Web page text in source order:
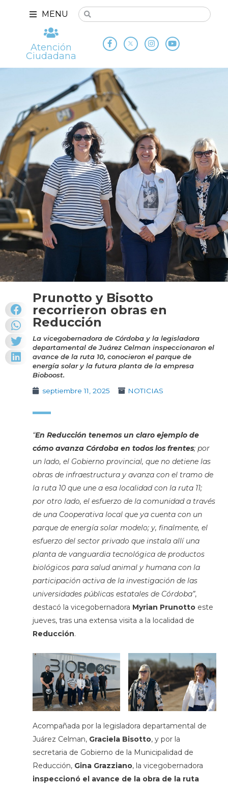
MENU
Atención
Ciudadana
Prunotto y Bisotto
recorrieron obras en
Reducción
La vicegobernadora de Córdoba y la legisladora
departamental de Juárez Celman inspeccionaron el
avance de la ruta 10, conocieron el parque de
energía solar y la futura planta de la empresa
Bioboost.
septiembre 11, 2025
NOTICIAS
“En Reducción tenemos un claro ejemplo de
cómo avanza Córdoba en todos los frentes; por
un lado, el Gobierno provincial, que no detiene las
obras de infraestructura y avanza con el tramo de
la ruta 10 que une a esa localidad con la ruta 11;
por otro lado, el esfuerzo de la comunidad a través
de una Cooperativa local que ya cuenta con un
parque de energía solar modelo; y, finalmente, el
esfuerzo del sector privado que instala allí una
planta de vanguardia tecnológica de productos
biológicos para salud animal y humana con la
participación activa de la investigación de las
universidades públicas estatales de Córdoba”,
destacó la vicegobernadora Myrian Prunottoeste
jueves, tras una extensa visita a la localidad de
Reducción.
Acompañada por la legisladora departamental de
Juárez Celman, Graciela Bisotto, y por la
secretaria de Gobierno de la Municipalidad de
Reducción, Gina Grazziano, la vicegobernadora
inspeccionó el avance de la obra de la ruta